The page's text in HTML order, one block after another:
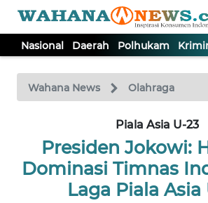
Nasional Daerah Polhukam
Wahana News Olahraga
Piala Asia U-23
Presiden Jokowi:
Dominasi Timnas
Laga Piala Asia
TV
Tutup
DAERAH